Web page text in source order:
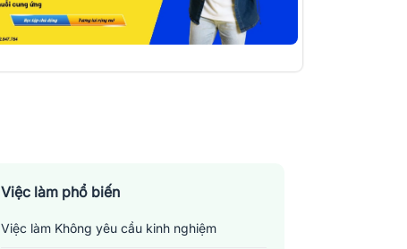
Việc làm phổ biến
Việc làm Không yêu cầu kinh nghiệm